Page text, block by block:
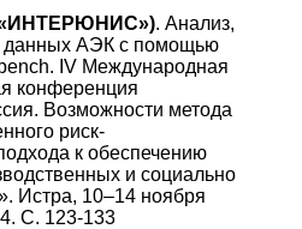
. Анализ,
данных АЭК с помощью
IV Международная
конференция
Возможности метода
риск-
к обеспечению
и социально
Истра, 10–14 ноября
С. 123-133